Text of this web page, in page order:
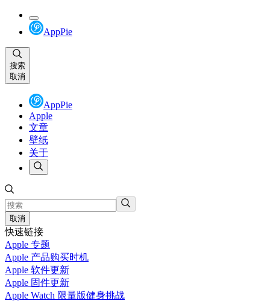
AppPie
搜索
取消
AppPie
Apple
文章
壁纸
关于
取消
快速链接
Apple 专题
Apple 产品购买时机
Apple 软件更新
Apple 固件更新
Apple Watch 限量版健身挑战